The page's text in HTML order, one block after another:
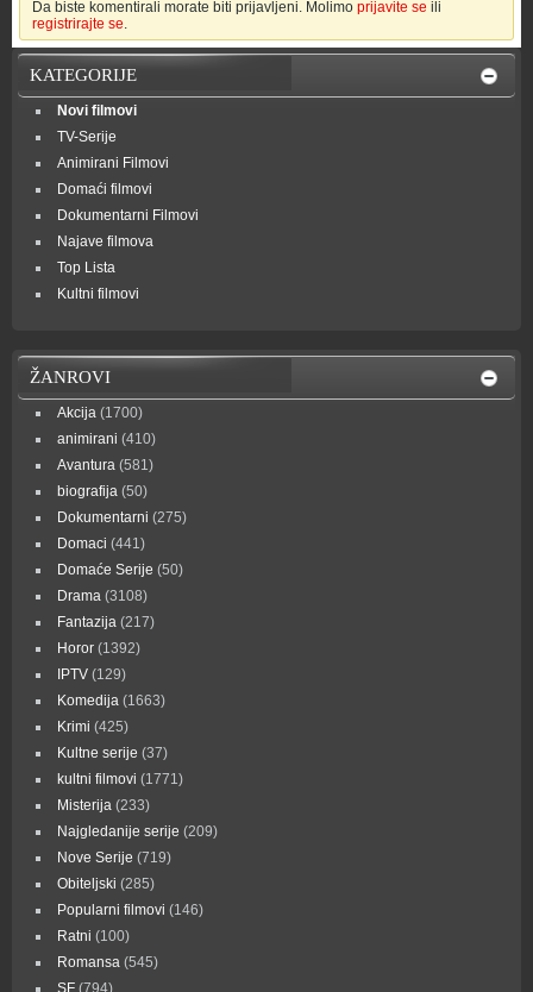
Da biste komentirali morate biti prijavljeni. Molimo prijavite se ili
registrirajte se.
KATEGORIJE
Novi filmovi
TV-Serije
Animirani Filmovi
Domaći filmovi
Dokumentarni Filmovi
Najave filmova
Top Lista
Kultni filmovi
ŽANROVI
Akcija (1700)
animirani (410)
Avantura (581)
biografija (50)
Dokumentarni (275)
Domaci (441)
Domaće Serije (50)
Drama (3108)
Fantazija (217)
Horor (1392)
IPTV (129)
Komedija (1663)
Krimi (425)
Kultne serije (37)
kultni filmovi (1771)
Misterija (233)
Najgledanije serije (209)
Nove Serije (719)
Obiteljski (285)
Popularni filmovi (146)
Ratni (100)
Romansa (545)
SF (794)